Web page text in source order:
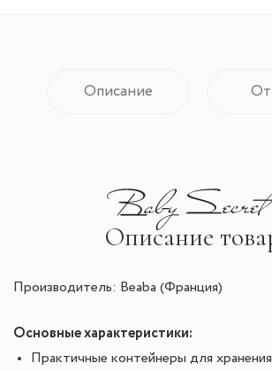
Описание
Описание
Производитель: Beaba (Франция)
Основные характеристики:
Практичные контейнеры для